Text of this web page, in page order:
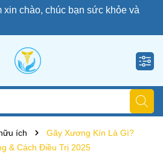
chào, chúc bạn sức khỏe và
ích
Gãy Xương Kín Là Gì?
& Cách Điều Trị 2025